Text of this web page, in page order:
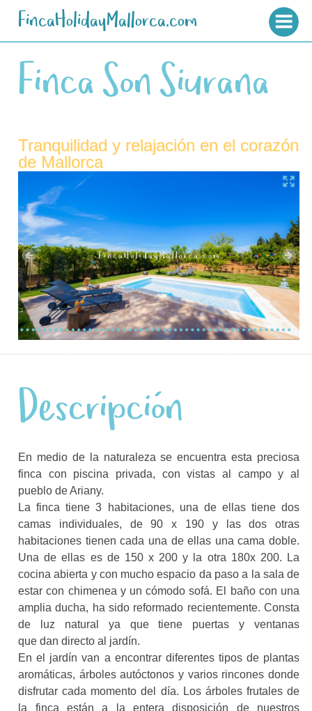
FincaHolidayMallorca.com
Finca Son Siurana
Tranquilidad y relajación en el corazón
de Mallorca
Descripción
En medio de la naturaleza se encuentra esta preciosa
finca con piscina privada, con vistas al campo y al
pueblo de Ariany.
La finca tiene 3 habitaciones, una de ellas tiene dos
camas individuales, de 90 x 190 y las dos otras
habitaciones tienen cada una de ellas una cama doble.
Una de ellas es de 150 x 200 y la otra 180x 200. La
cocina abierta y con mucho espacio da paso a la sala de
estar con chimenea y un cómodo sofá. El baño con una
amplia ducha, ha sido reformado recientemente. Consta
de luz natural ya que tiene puertas y ventanas
que dan directo al jardín.
En el jardín van a encontrar diferentes tipos de plantas
aromáticas, árboles autóctonos y varios rincones donde
disfrutar cada momento del día. Los árboles frutales de
la finca están a la entera disposición de nuestros